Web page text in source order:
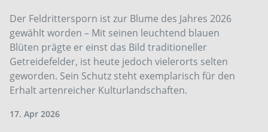
Der Feldrittersporn ist zur Blume des Jahres 2026
gewählt worden – Mit seinen leuchtend blauen
Blüten prägte er einst das Bild traditioneller
Getreidefelder, ist heute jedoch vielerorts selten
geworden. Sein Schutz steht exemplarisch für den
Erhalt artenreicher Kulturlandschaften.
17. Apr 2026